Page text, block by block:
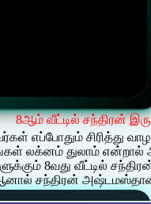
8ஆம் வீட்டில் சந்திரன்
எப்போதும் சிரித்து
லக்னம் துலாம் என்றால்
8வது வீட்டில்
சந்திரன்